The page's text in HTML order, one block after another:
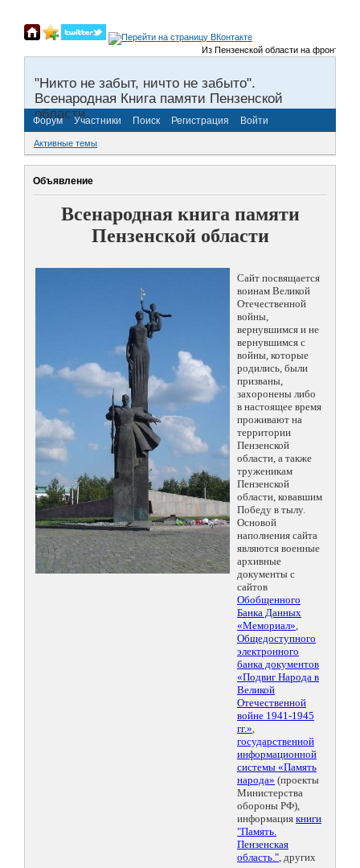
Из Пензенской области на фронты
"Никто не забыт, ничто не забыто".
Всенародная Книга памяти Пензенской
области.
Форум Участники Поиск Регистрация Войти
Активные темы
Объявление
Всенародная книга памяти
Пензенской области
Сайт посвящается
воинам Великой
Отечественной
войны,
вернувшимся и не
вернувшимся с
войны, которые
родились, были
призваны,
захоронены либо
в настоящее время
проживают на
территории
Пензенской
области, а также
труженикам
Пензенской
области, ковавшим
Победу в тылу.
Основой
наполнения сайта
являются военные
архивные
документы с
сайтов
Обобщенного
Банка Данных
«Мемориал»,
Общедоступного
электронного
банка документов
«Подвиг Народа в
Великой
Отечественной
войне 1941-1945
гг.»,
государственной
информационной
системы «Память
народа» (проекты
Министерства
обороны РФ),
информация книги
"Память.
Пензенская
область.", других